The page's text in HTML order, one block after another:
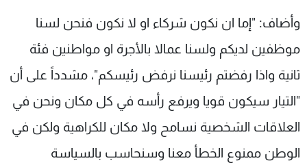
وأضاف: "إما ان نكون شركاء او لا نكون فنحن لسنا
موظفين لديكم ولسنا عمالا بالأجرة او مواطنين فئة
ثانية واذا رفضتم رئيسنا نرفض رئيسكم"، مشدداً على أن
"التيار سيكون قويا ويرفع رأسه في كل مكان ونحن في
العلاقات الشخصية نسامح ولا مكان للكراهية ولكن في
الوطن ممنوع الخطأ معنا وسنحاسب بالسياسة